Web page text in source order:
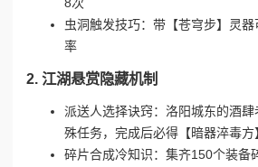
8次
虫洞触发技巧：带【苍穹步】灵
率
2. 江湖悬赏隐藏机制
派送人选择诀窍：洛阳城东的酒
殊任务，完成后必得【暗器淬毒方
碎片合成冷知识：集齐150个装备